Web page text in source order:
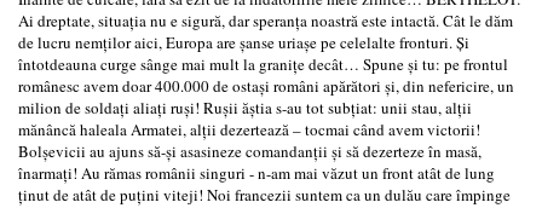
Ai dreptate, situaţia nu e sigură, dar speranţa noastră este intactă. Cât le dăm
de lucru nemţilor aici, Europa are şanse uriaşe pe celelalte fronturi. Şi
întotdeauna curge sânge mai mult la graniţe decât… Spune şi tu: pe frontul
românesc avem doar 400.000 de ostaşi români apărători şi, din nefericire, un
milion de soldaţi aliaţi ruşi! Ruşii ăştia s-au tot subţiat: unii stau, alţii
mănâncă haleala Armatei, alţii dezertează – tocmai când avem victorii!
Bolşevicii au ajuns să-şi asasineze comandanţii şi să dezerteze în masă,
înarmaţi! Au rămas românii singuri - n-am mai văzut un front atât de lung
ţinut de atât de puţini viteji! Noi francezii suntem ca un dulău care împinge